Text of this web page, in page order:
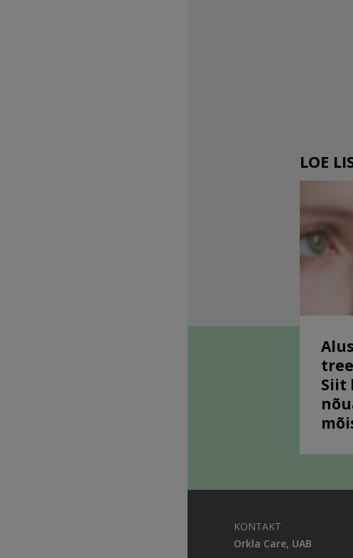
LOE
Siit
KONTAKT
Orkla Care, UAB